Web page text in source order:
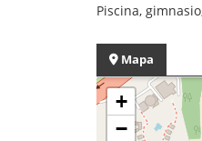
Piscina,
Mapa
+
−